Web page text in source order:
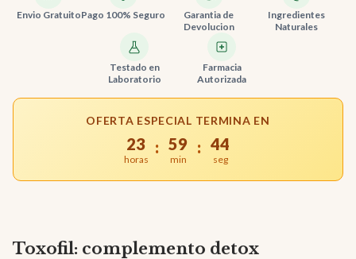
Envio GratuitoPago 100% Seguro
Garantia de
Devolucion
Ingredientes
Naturales
Testado en
Laboratorio
Farmacia
Autorizada
OFERTA ESPECIAL TERMINA EN
23
horas
: 59
min
: 43
seg
Toxofil: complemento detox